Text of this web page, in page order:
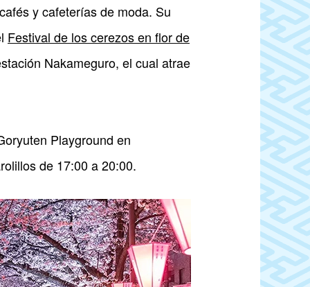
y cafeterías de moda. Su
Festival de los cerezos en flor de
Nakameguro, el cual atrae
Playground en
de 17:00 a 20:00.